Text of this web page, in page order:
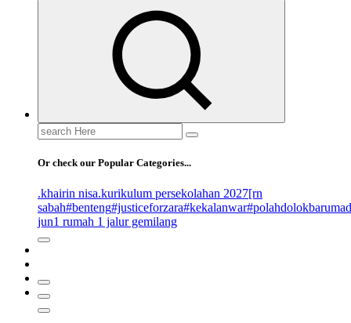
Search
for:
Or check our Popular Categories...
.khairin nisa.kurikulum persekolahan 2027[rn
sabah#benteng#justiceforzara#kekalanwar
jun1 rumah 1 jalur gemilang